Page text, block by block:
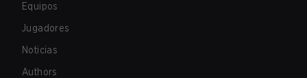
Equipos
Jugadores
Noticias
Authors